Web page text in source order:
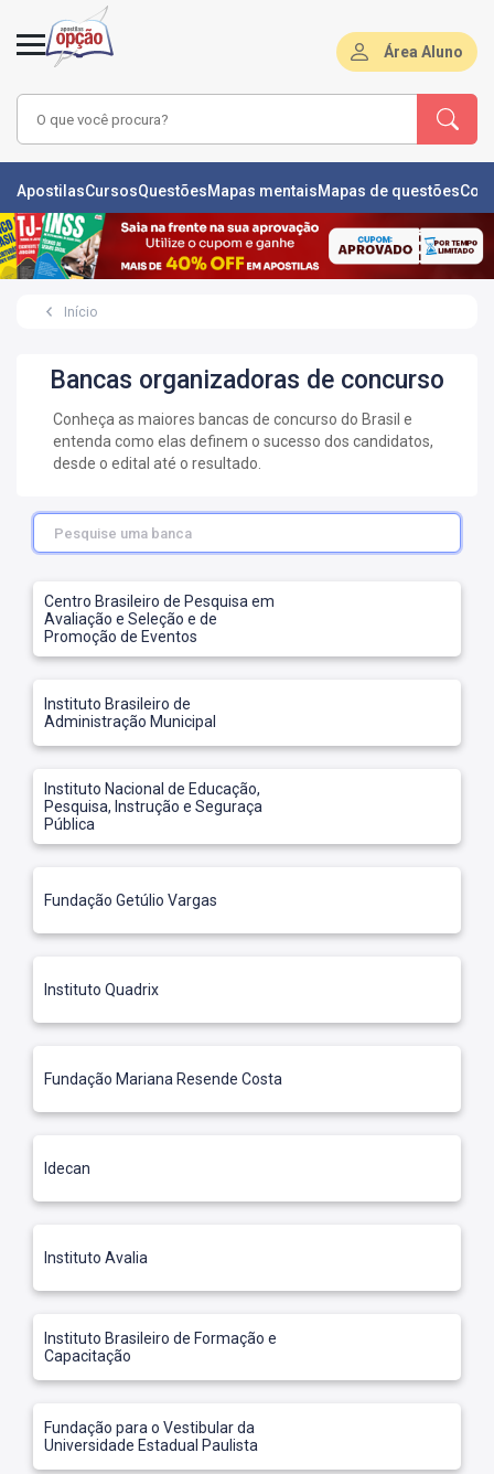
Área Aluno
ApostilasCursosQuestõesMapas mentaisMapas de questões
Início
Bancas organizadoras de concurso
Conheça as maiores bancas de concurso do Brasil e
entenda como elas definem o sucesso dos candidatos,
desde o edital até o resultado.
Centro Brasileiro de Pesquisa em
Avaliação e Seleção e de
Promoção de Eventos
Instituto Brasileiro de
Administração Municipal
Instituto Nacional de Educação,
Pesquisa, Instrução e Seguraça
Pública
Fundação Getúlio Vargas
Instituto Quadrix
Fundação Mariana Resende Costa
Idecan
Instituto Avalia
Instituto Brasileiro de Formação e
Capacitação
Fundação para o Vestibular da
Universidade Estadual Paulista